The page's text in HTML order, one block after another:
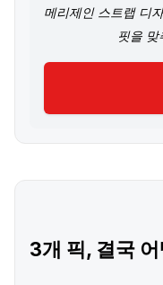
메리제인 스트랩 디
핏을 맞
3개 픽, 결국